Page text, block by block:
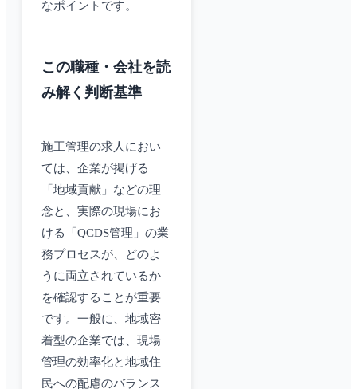
なポイントです。
この職種・会社を読
み解く判断基準
施工管理の求人におい
ては、企業が掲げる
「地域貢献」などの理
念と、実際の現場にお
ける「QCDS管理」の業
務プロセスが、どのよ
うに両立されているか
を確認することが重要
です。一般に、地域密
着型の企業では、現場
管理の効率化と地域住
民への配慮のバランス